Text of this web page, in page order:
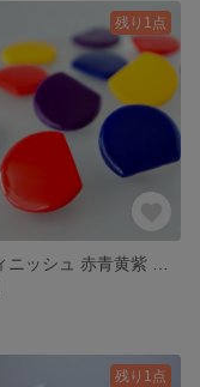
残り1点
残り1点